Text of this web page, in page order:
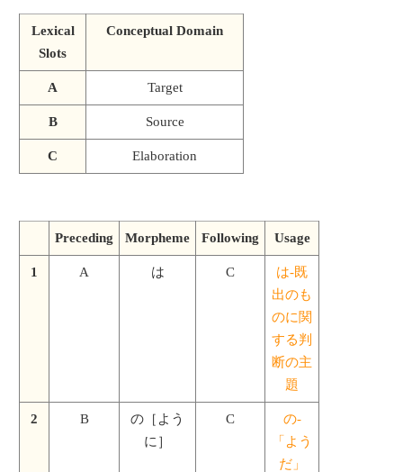
Lexical
Slots
Conceptual Domain
A Target
B Source
C Elaboration
Preceding Morpheme Following Usage
1 A は C
は-既
出のも
のに関
する判
断の主
題
2 B
の［よう
に］
C
の-
「よう
だ」